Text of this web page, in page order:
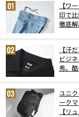
【ワ
印で
徹底
【汗
ビジ
秀。
ユニ
ーク
【リ